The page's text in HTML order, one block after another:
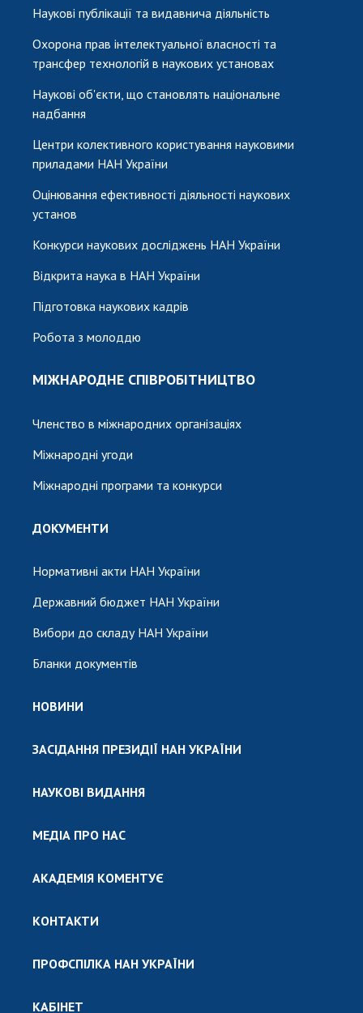
Наукові публікації та видавнича діяльність
Охорона прав інтелектуальної власності та
трансфер технологій в наукових установах
Наукові об'єкти, що становлять національне
надбання
Центри колективного користування науковими
приладами НАН України
Оцінювання ефективності діяльності наукових
установ
Конкурси наукових досліджень НАН України
Відкрита наука в НАН України
Підготовка наукових кадрів
Робота з молоддю
МІЖНАРОДНЕ СПІВРОБІТНИЦТВО
Членство в міжнародних організаціях
Міжнародні угоди
Міжнародні програми та конкурси
ДОКУМЕНТИ
Нормативні акти НАН України
Державний бюджет НАН України
Вибори до складу НАН України
Бланки документів
НОВИНИ
ЗАСІДАННЯ ПРЕЗИДІЇ НАН УКРАЇНИ
НАУКОВІ ВИДАННЯ
МЕДІА ПРО НАС
АКАДЕМІЯ КОМЕНТУЄ
КОНТАКТИ
ПРОФСПІЛКА НАН УКРАЇНИ
КАБІНЕТ